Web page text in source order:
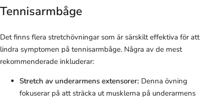
Tennisarmbåge
Det finns flera stretchövningar som är särskilt effektiva för att
lindra symptomen på tennisarmbåge. Några av de mest
rekommenderade inkluderar:
Stretch av underarmens extensorer: Denna övning
fokuserar på att sträcka ut musklerna på underarmens